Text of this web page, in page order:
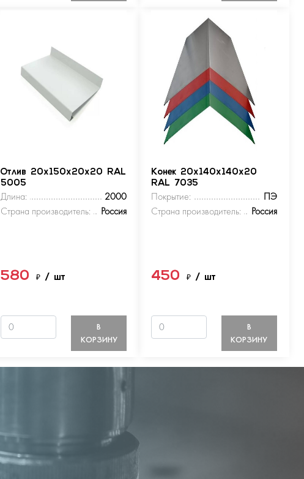
Отлив 20х150х20х20 RAL
5005
Длина:
2000
Страна производитель:
Россия
580₽/ шт
В
КОРЗИНУ
Конек 20х140х140х20
RAL 7035
Покрытие:
ПЭ
Страна производитель:
Россия
450 ₽ / шт
В
КОРЗИНУ